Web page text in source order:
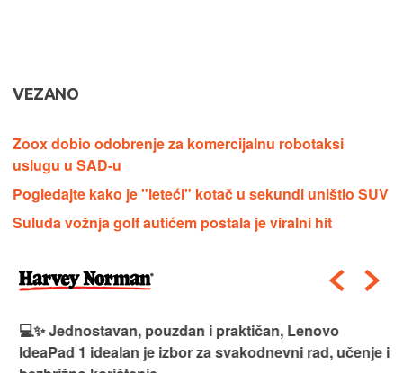
VEZANO
Zoox dobio odobrenje za komercijalnu robotaksi
uslugu u SAD-u
Pogledajte kako je "leteći" kotač u sekundi uništio SUV
Suluda vožnja golf autićem postala je viralni hit
💻✨ Jednostavan, pouzdan i praktičan, Lenovo
IdeaPad 1 idealan je izbor za svakodnevni rad, učenje i